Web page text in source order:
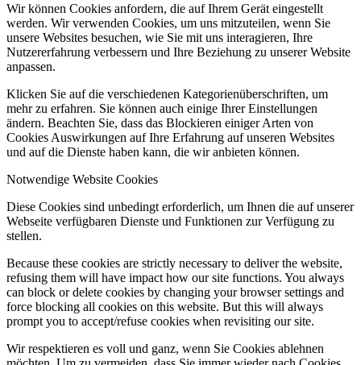
Wir können Cookies anfordern, die auf Ihrem Gerät eingestellt
werden. Wir verwenden Cookies, um uns mitzuteilen, wenn Sie
unsere Websites besuchen, wie Sie mit uns interagieren, Ihre
Nutzererfahrung verbessern und Ihre Beziehung zu unserer Website
anpassen.
Klicken Sie auf die verschiedenen Kategorienüberschriften, um
mehr zu erfahren. Sie können auch einige Ihrer Einstellungen
ändern. Beachten Sie, dass das Blockieren einiger Arten von
Cookies Auswirkungen auf Ihre Erfahrung auf unseren Websites
und auf die Dienste haben kann, die wir anbieten können.
Notwendige Website Cookies
Diese Cookies sind unbedingt erforderlich, um Ihnen die auf unserer
Webseite verfügbaren Dienste und Funktionen zur Verfügung zu
stellen.
Because these cookies are strictly necessary to deliver the website,
refusing them will have impact how our site functions. You always
can block or delete cookies by changing your browser settings and
force blocking all cookies on this website. But this will always
prompt you to accept/refuse cookies when revisiting our site.
Wir respektieren es voll und ganz, wenn Sie Cookies ablehnen